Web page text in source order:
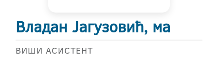
Владан Јагузовић, ма
ВИШИ АСИСТЕНТ